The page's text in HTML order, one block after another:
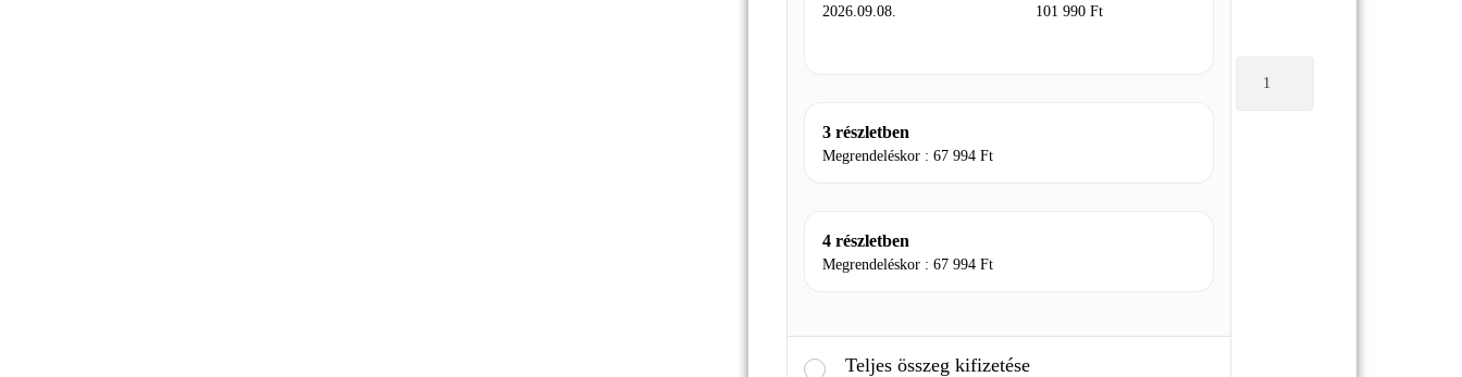
2026.09.08. 101 990Ft
3 részletben
Megrendeléskor :67 994Ft
4 részletben
Megrendeléskor :67 994Ft
Teljes összeg kifizetése